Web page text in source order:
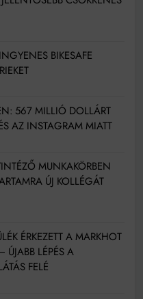
BIKESAFE
567 MILLIÓ DOLLÁRT
AZ INSTAGRAM MIATT
MUNKAKÖRBEN
ÚJ KOLLÉGÁT
ÉRKEZETT A MARKHOT
ÚJABB LÉPÉS A
FELÉ